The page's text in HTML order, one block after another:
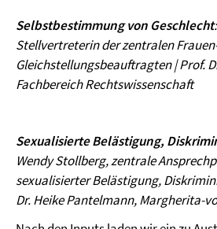
Selbstbestimmung von Geschlecht:
Stellvertreterin der zentralen
Gleichstellungsbeauftragten | Prof.
Fachbereich Rechtswissenschaft
Sexualisierte Belästigung,
Wendy Stollberg, zentrale
sexualisierter Belästigung,
Dr. Heike Pantelmann, Margherita-